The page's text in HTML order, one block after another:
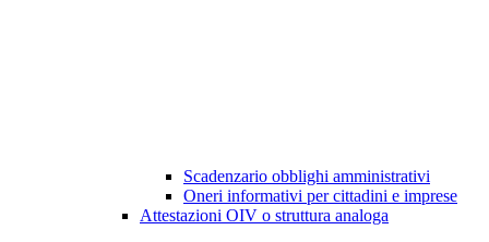
Scadenzario obblighi amministrativi
Oneri informativi per cittadini e imprese
Attestazioni OIV o struttura analoga